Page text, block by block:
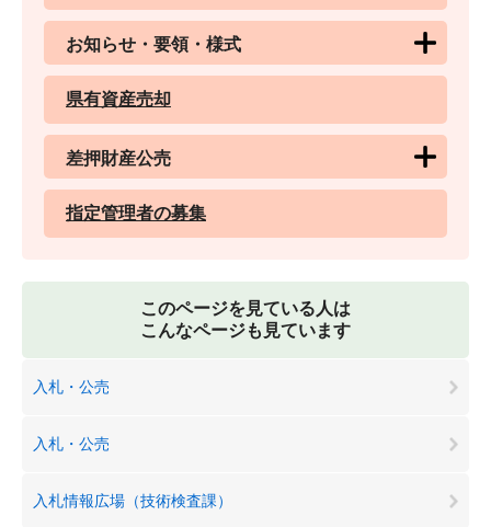
お知らせ・要領・様式
県有資産売却
差押財産公売
指定管理者の募集
このページを見ている人は
こんなページも見ています
入札・公売
入札・公売
入札情報広場（技術検査課）